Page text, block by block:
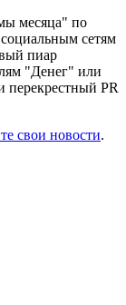
месяца" по
сетям
пиар
"Денег" или
перекрестный PR
свои новости.